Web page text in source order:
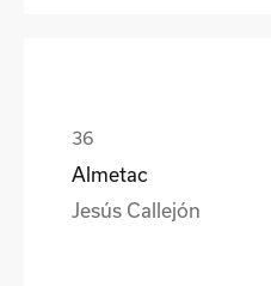
Almetac
Jesús Callejón